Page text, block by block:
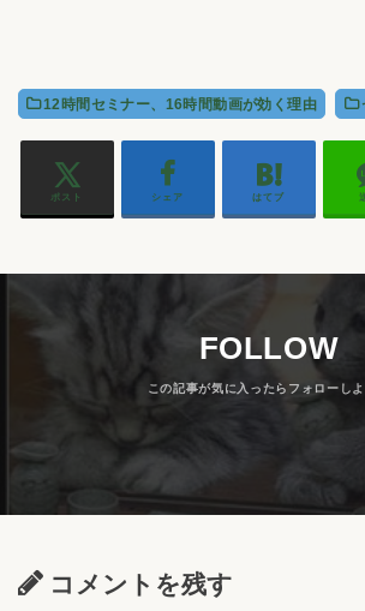
12時間セミナー、16時間動画が効く理由
ポスト シェア はてブ
FOLLOW
コメントを残す